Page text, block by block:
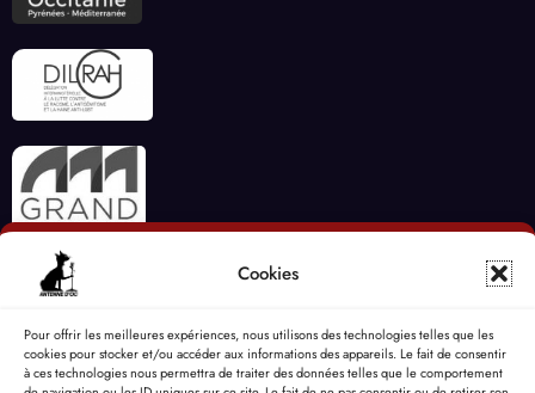
Cookies
Pour offrir les meilleures expériences, nous utilisons des technologies telles que les
cookies pour stocker et/ou accéder aux informations des appareils. Le fait de consentir
à ces technologies nous permettra de traiter des données telles que le comportement